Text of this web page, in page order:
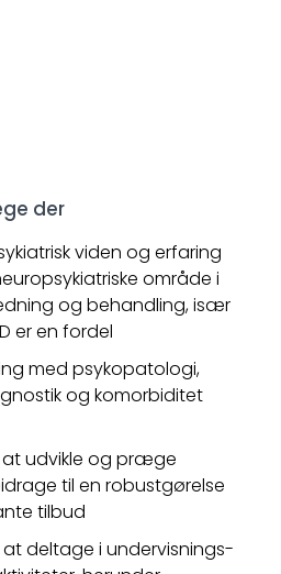
der
viden og erfaring
område i
og behandling, især
er en fordel
med psykopatologi,
og komorbiditet
at udvikle og præge
til en robustgørelse
tilbud
deltage i undervisnings-